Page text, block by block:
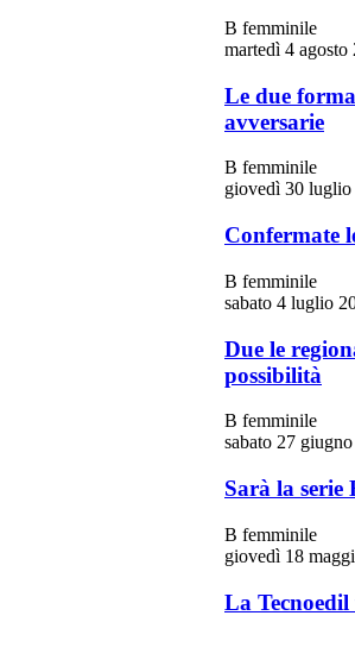
B femminile
martedì 4 agosto
Le due
avversarie
B femminile
giovedì 30 luglio
Confermate
B femminile
sabato 4 luglio
Due le
possibilità
B femminile
sabato 27
Sarà la
B femminile
giovedì 18
La